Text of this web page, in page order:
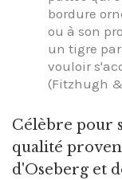
bordure
ou à son
un tigre
vouloir
(Fitzhugh
Célèbre pour
qualité
d'Oseberg et